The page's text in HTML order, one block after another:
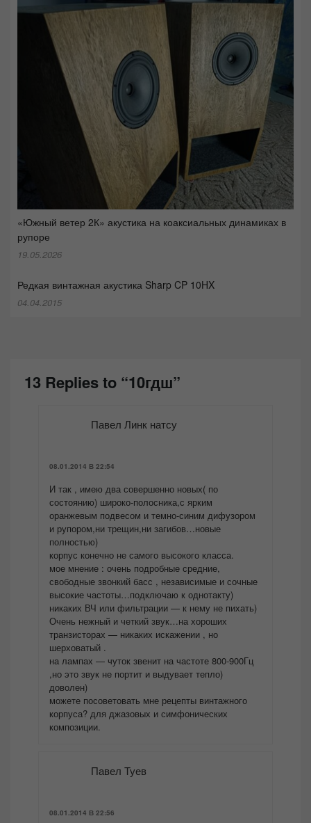
«Южный ветер 2К» акустика на коаксиальных динамиках в
рупоре
19.05.2026
Редкая винтажная акустика Sharp CP 10HX
04.04.2015
13 Replies to “10гдш”
Павел Линк натсу
08.01.2014 В 22:54
И так , имею два совершенно новых( по
состоянию) широко-полосника,с ярким
оранжевым подвесом и темно-синим дифузором
и рупором,ни трещин,ни загибов…новые
полностью)
корпус конечно не самого высокого класса.
мое мнение : очень подробные средние,
свободные звонкий басс , независимые и сочные
высокие частоты…подключаю к однотакту)
никаких ВЧ или фильтрации — к нему не пихать)
Очень нежный и четкий звук…на хороших
транзисторах — никаких искажении , но
шерховатый .
на лампах — чуток звенит на частоте 800-900Гц
,но это звук не портит и выдувает тепло)
доволен)
можете посоветовать мне рецепты винтажного
корпуса? для джазовых и симфонических
композиции.
Павел Туев
08.01.2014 В 22:56